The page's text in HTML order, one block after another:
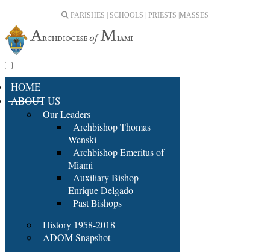
PARISHES | SCHOOLS | PRIESTS | MASSES
HOME
ABOUT US
Our Leaders
Archbishop Thomas
Wenski
Archbishop Emeritus of
Miami
Auxiliary Bishop
Enrique Delgado
Past Bishops
History 1958-2018
ADOM Snapshot